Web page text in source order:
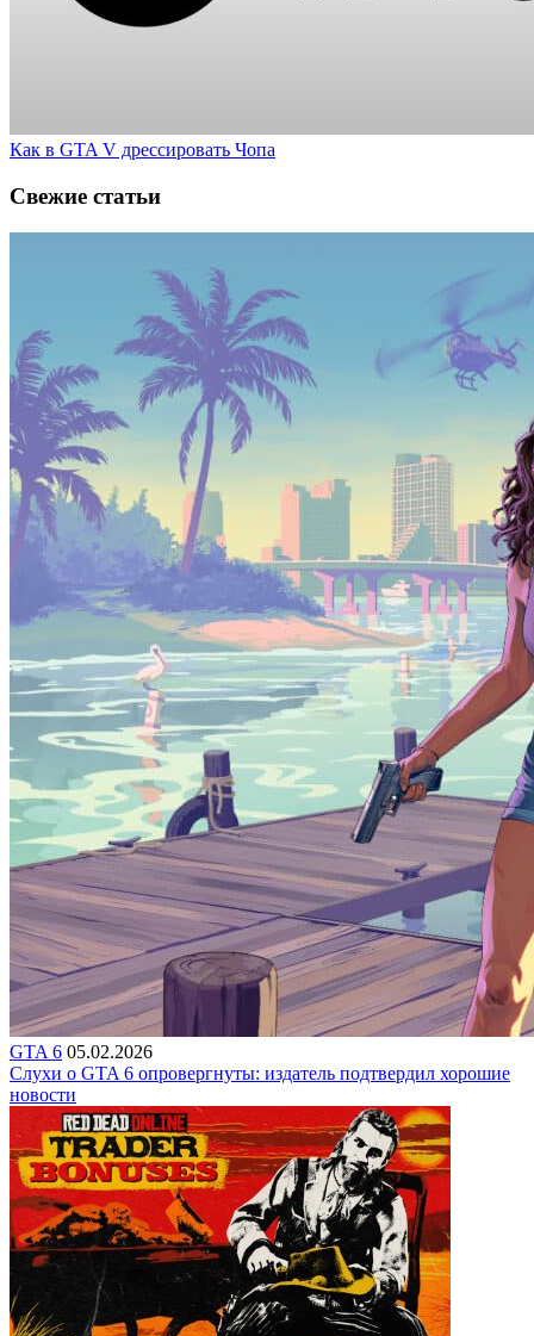
Как в GTA V дрессировать Чопа
Свежие статьи
GTA 6 05.02.2026
Слухи о GTA 6 опровергнуты: издатель подтвердил хорошие
новости